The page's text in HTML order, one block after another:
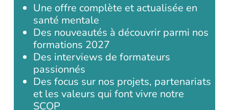
Une offre complète et actualisée en
santé mentale
Des nouveautés à découvrir parmi nos
formations 2027
Des interviews de formateurs
passionnés
Des focus sur nos projets, partenariats
et les valeurs qui font vivre notre
SCOP